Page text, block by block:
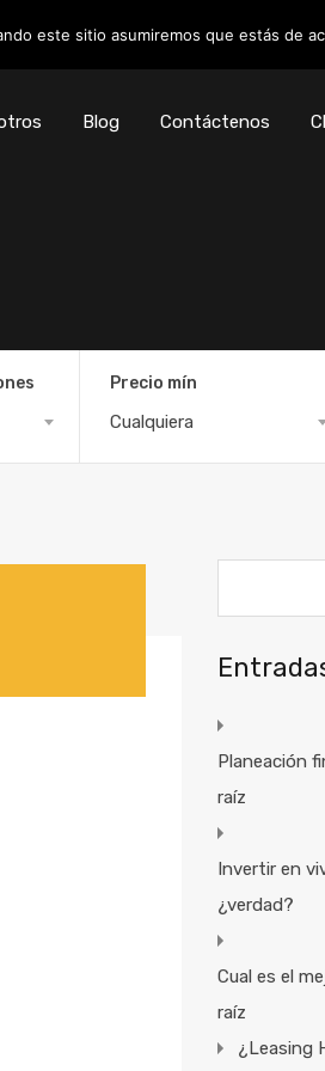
Blog Contáctenos
Precio mín
Cualquiera
Planeación
raíz
Invertir en
¿verdad?
Cual es el
raíz
¿Leasing
este sitio asumiremos que estás de